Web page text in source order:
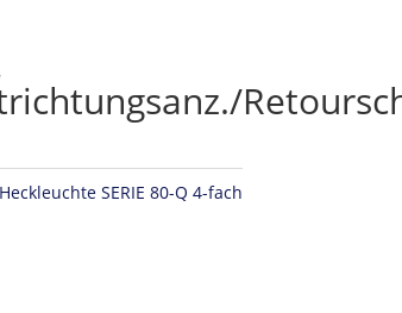
SERIE 80-Q 4-fach